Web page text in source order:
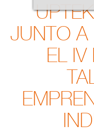
JUNTO A
EL